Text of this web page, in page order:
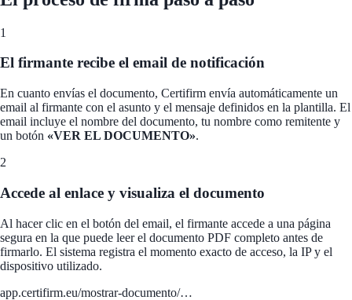
1
El firmante recibe el email de notificación
En cuanto envías el documento, Certifirm envía automáticamente un
email al firmante con el asunto y el mensaje definidos en la plantilla. El
email incluye el nombre del documento, tu nombre como remitente y
un botón «VER EL DOCUMENTO».
2
Accede al enlace y visualiza el documento
Al hacer clic en el botón del email, el firmante accede a una página
segura en la que puede leer el documento PDF completo antes de
firmarlo. El sistema registra el momento exacto de acceso, la IP y el
dispositivo utilizado.
app.certifirm.eu/mostrar-documento/…